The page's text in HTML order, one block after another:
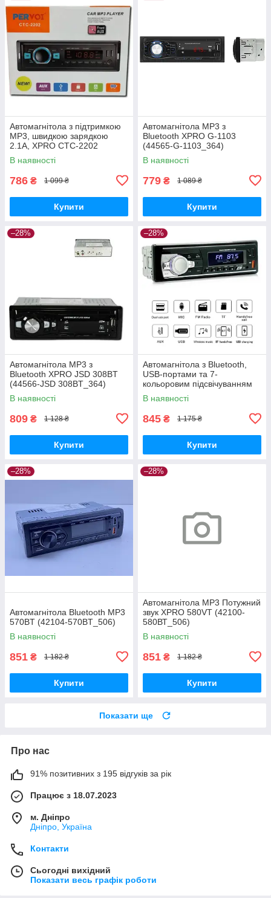
Автомагнітола з підтримкою
MP3, швидкою зарядкою
2.1A, XPRO CTC-2202
(44846-CTC-2202_368)
В наявності
786 ₴ 1 099 ₴
Купити
Автомагнітола MP3 з
Bluetooth XPRO G-1103
(44565-G-1103_364)
В наявності
779 ₴ 1 089 ₴
Купити
–28%
Автомагнітола MP3 з
Bluetooth XPRO JSD 308BT
(44566-JSD 308BT_364)
В наявності
809 ₴ 1 128 ₴
Купити
–28%
Автомагнітола з Bluetooth,
USB-портами та 7-
кольоровим підсвічуванням
XPRO JSD-521 BT (42460-
JSD-521_506)
В наявності
845 ₴ 1 175 ₴
Купити
–28%
Автомагнітола Bluetooth MP3
570BT (42104-570BT_506)
В наявності
851 ₴ 1 182 ₴
Купити
–28%
Автомагнітола MP3 Потужний
звук XPRO 580VT (42100-
580ВТ_506)
В наявності
851 ₴ 1 182 ₴
Купити
Показати ще
Про нас
91% позитивних з 195 відгуків за рік
Працює з 18.07.2023
м. Дніпро
Дніпро, Україна
Контакти
Сьогодні вихідний
Показати весь графік роботи